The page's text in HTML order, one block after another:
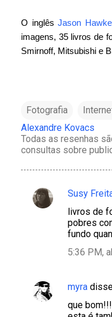
O inglêsJason
imagens, 35 livros de
Smirnoff, Mitsubishi e
Fotografia
Alexandre Kovacs
Todas as resenhas
consultas sobre
C
t
á
Susy
livros de
pobres
fundo
5:36 PM,
myra
que